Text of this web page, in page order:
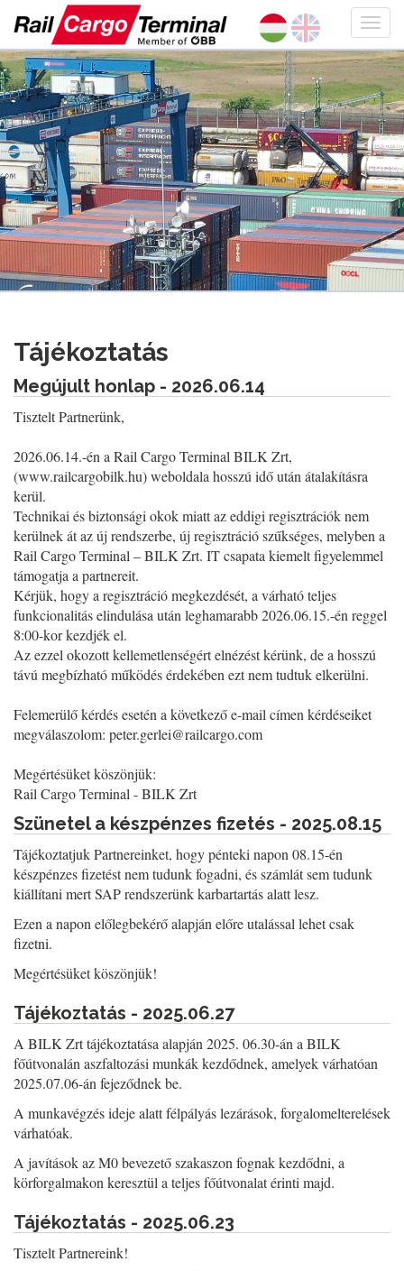
Tájékoztatás
Megújult honlap - 2026.06.14
Tisztelt Partnerünk,
2026.06.14.-én a Rail Cargo Terminal BILK Zrt,
(www.railcargobilk.hu) weboldala hosszú idő után átalakításra
kerül.
Technikai és biztonsági okok miatt az eddigi regisztrációk nem
kerülnek át az új rendszerbe, új regisztráció szűkséges, melyben a
Rail Cargo Terminal – BILK Zrt. IT csapata kiemelt figyelemmel
támogatja a partnereit.
Kérjük, hogy a regisztráció megkezdését, a várható teljes
funkcionalitás elindulása után leghamarabb 2026.06.15.-én reggel
8:00-kor kezdjék el.
Az ezzel okozott kellemetlenségért elnézést kérünk, de a hosszú
távú megbízható működés érdekében ezt nem tudtuk elkerülni.
Felemerülő kérdés esetén a következő e-mail címen kérdéseiket
megválaszolom: peter.gerlei@railcargo.com
Megértésüket köszönjük:
Rail Cargo Terminal - BILK Zrt
Szünetel a készpénzes fizetés - 2025.08.15
Tájékoztatjuk Partnereinket, hogy pénteki napon 08.15-én
készpénzes fizetést nem tudunk fogadni, és számlát sem tudunk
kiállítani mert SAP rendszerünk karbartartás alatt lesz.
Ezen a napon előlegbekérő alapján előre utalással lehet csak
fizetni.
Megértésüket köszönjük!
Tájékoztatás - 2025.06.27
A BILK Zrt tájékoztatása alapján 2025. 06.30-án a BILK
főútvonalán aszfaltozási munkák kezdődnek, amelyek várhatóan
2025.07.06-án fejeződnek be.
A munkavégzés ideje alatt félpályás lezárások, forgalomelterelések
várhatóak.
A javítások az M0 bevezető szakaszon fognak kezdődni, a
körforgalmakon keresztül a teljes főútvonalat érinti majd.
Tájékoztatás - 2025.06.23
Tisztelt Partnereink!